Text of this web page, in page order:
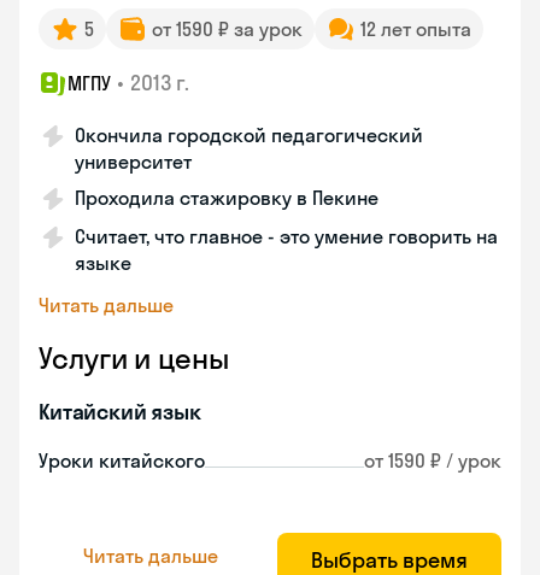
5 от 1590 ₽ за урок 12 лет опыта
МГПУ • 2013 г.
Окончила городской педагогический
университет
Проходила стажировку в Пекине
Считает, что главное - это умение говорить на
языке
Читать дальше
Услуги и цены
Китайский язык
Уроки китайского от 1590 ₽ / урок
Читать дальше Выбрать время